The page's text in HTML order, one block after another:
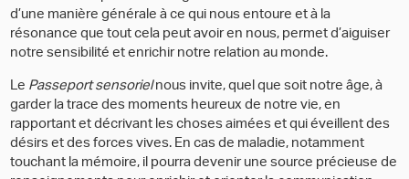
d’une manière générale à ce qui nous entoure et à la
résonance que tout cela peut avoir en nous, permet d’aiguiser
notre sensibilité et enrichir notre relation au monde.
LePasseport sensorielnous invite, quel que soit notre âge, à
garder la trace des moments heureux de notre vie, en
rapportant et décrivant les choses aimées et qui éveillent des
désirs et des forces vives. En cas de maladie, notamment
touchant la mémoire, il pourra devenir une source précieuse de